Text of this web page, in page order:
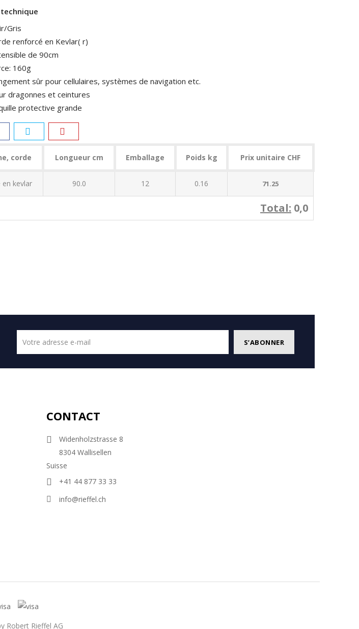
Gris
renforcé en Kevlar( r)
de 90cm
160g
sûr pour cellulaires, systèmes de navigation etc.
dragonnes et ceintures
protective grande
corde Longueur cm Emballage Poids kg Prix unitaire CHF
en kevlar 90.0 12 0.16 71.25
Total: 0,0
CONTACT
Widenholzstrasse 8
8304 Wallisellen
Suisse
+41 44 877 33 33
info@rieffel.ch
Robert Rieffel AG